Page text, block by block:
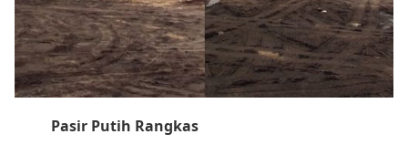
Pasir Putih Rangkas